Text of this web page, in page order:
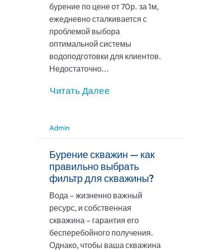
бурение по цене от 70р. за 1м,
ежедневно сталкивается с
проблемой выбора
оптимальной системы
водоподготовки для клиентов.
Недостаточно...
Читать Далее
Admin
Бурение скважин — как
правильно выбрать
фильтр для скважины?
Вода – жизненно важный
ресурс, и собственная
скважина – гарантия его
бесперебойного получения.
Однако, чтобы ваша скважина